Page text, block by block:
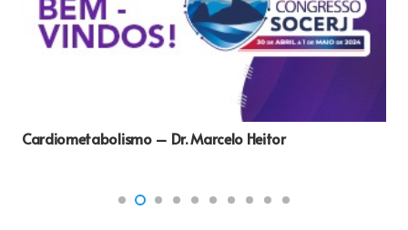
Cardiometabolismo – Dr. Marcelo Heitor